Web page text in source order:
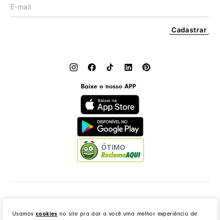
Usamos cookies no site pra dar a você uma melhor experiência de
Cadastrar
ÓTIMO